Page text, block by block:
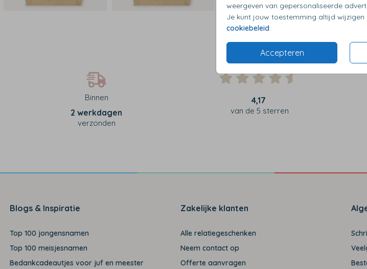
weergeven van gepersonaliseerde
Je kunt jouw toestemming altijd wijzigen
cookiebeleid
Accepteren
Binnen
2 werkdagen
verzonden
4,17
van de 5 sterren
Blogs & Inspiratie
Top 100 jongensnamen
Top 100 meisjesnamen
Bedankcadeautjes voor juf en meester
Zakelijke klanten
Alle relatiegeschenken
Neem contact op
Offerte aanvragen